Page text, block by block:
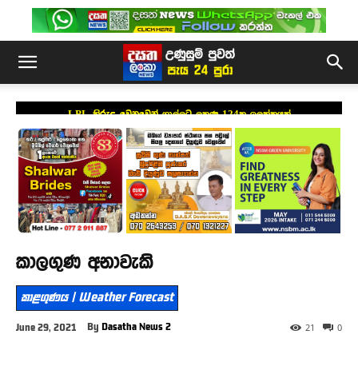
LPL කිරුළ වෙනුවෙන් ගාල්ලට ලකුණු 124ක ඉලක්කයක්
කාලගුණ අනාවැකි
කාළගුණය | Weather Forecast
June 29, 2021 By Dasatha News 2 0
21